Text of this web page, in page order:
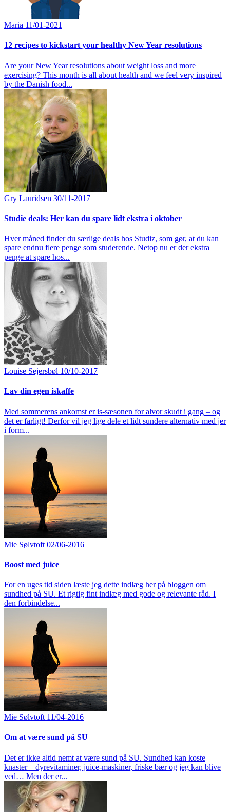
Maria 11/01-2021
12 recipes to kickstart your healthy New Year resolutions
Are your New Year resolutions about weight loss and more
exercising? This month is all about health and we feel very inspired
by the Danish food...
Gry Lauridsen 30/11-2017
Studie deals: Her kan du spare lidt ekstra i oktober
Hver måned finder du særlige deals hos Studiz, som gør, at du kan
spare endnu flere penge som studerende. Netop nu er der ekstra
penge at spare hos...
Louise Sejersbøl 10/10-2017
Lav din egen iskaffe
Med sommerens ankomst er is-sæsonen for alvor skudt i gang – og
det er farligt! Derfor vil jeg lige dele et lidt sundere alternativ med jer
i form...
Mie Sølvtoft 02/06-2016
Boost med juice
For en uges tid siden læste jeg dette indlæg her på bloggen om
sundhed på SU. Et rigtig fint indlæg med gode og relevante råd. I
den forbindelse...
Mie Sølvtoft 11/04-2016
Om at være sund på SU
Det er ikke altid nemt at være sund på SU. Sundhed kan koste
knaster – dyrevitaminer, juice-maskiner, friske bær og jeg kan blive
ved… Men der er...